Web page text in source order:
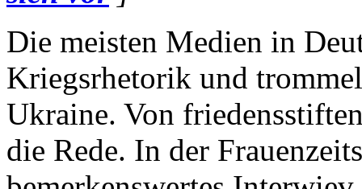
Die meisten Medien in
Kriegsrhetorik und
Ukraine. Von
die Rede. In der